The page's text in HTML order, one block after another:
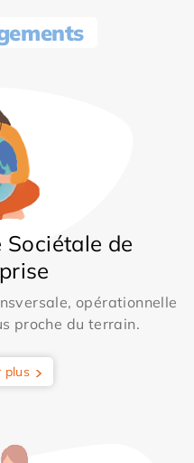
de
opérationnelle
proche du terrain.
plus